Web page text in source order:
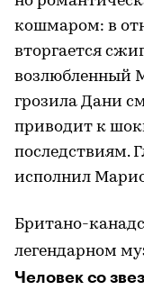
кошмаром: в
вторгается
возлюбленный
грозила Дани
приводит к
последствиям.
исполнил
Британо-
легендарном
Человек со